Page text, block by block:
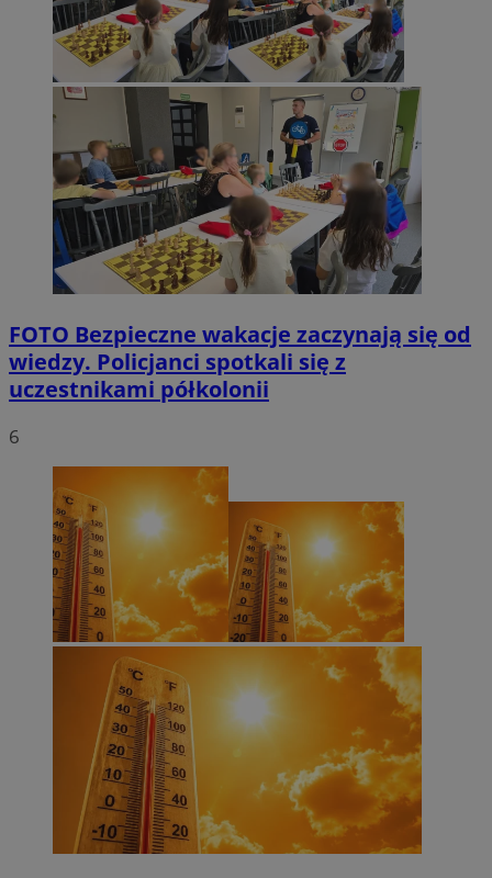
FOTO Bezpieczne wakacje zaczynają się od
wiedzy. Policjanci spotkali się z
uczestnikami półkolonii
6